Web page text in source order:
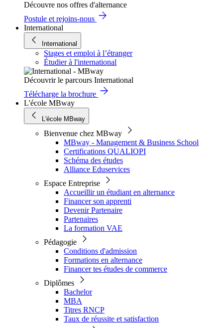
Découvre nos offres d'alternance
Postule et rejoins-nous
International
International
Stages et emploi à l’étranger
Étudier à l'international
Découvrir le parcours International
Télécharge la brochure
L'école MBway
L'école MBway
Bienvenue chez MBway
MBway - Management & Business School
Certifications QUALIOPI
Schéma des études
Alliance Eduservices
Espace Entreprise
Accueillir un étudiant en alternance
Financer son apprenti
Devenir Partenaire
Partenaires
La formation VAE
Pédagogie
Conditions d'admission
Formations en alternance
Financer tes études de commerce
Diplômes
Bachelor
MBA
Titres RNCP
Taux de réussite et satisfaction